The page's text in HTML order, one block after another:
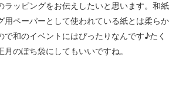
ラッピングをお伝えしたいと思います。和紙
用ペーパーとして使われている紙とは柔らか
で和のイベントにはぴったりなんです♪たく
のぽち袋にしてもいいですね。